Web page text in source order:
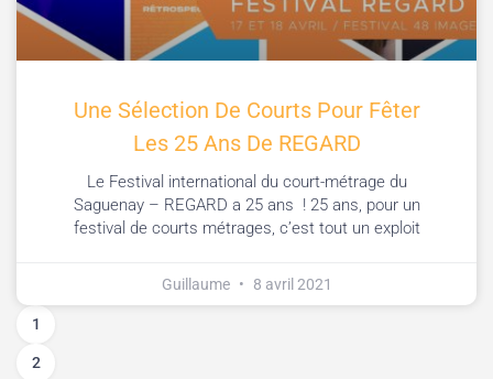
Une Sélection De Courts Pour Fêter
Les 25 Ans De REGARD
Le Festival international du court-métrage du
Saguenay – REGARD a 25 ans ! 25 ans, pour un
festival de courts métrages, c’est tout un exploit
Guillaume 8 avril 2021
1
2